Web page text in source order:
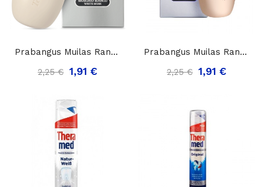
Prabangus Muilas Rankų Ir Kūno Priežiūrai...
2,25 € 1,91 €
Prabangus Muilas Rankų Ir Kūno Priežiūrai...
2,25 € 1,91 €